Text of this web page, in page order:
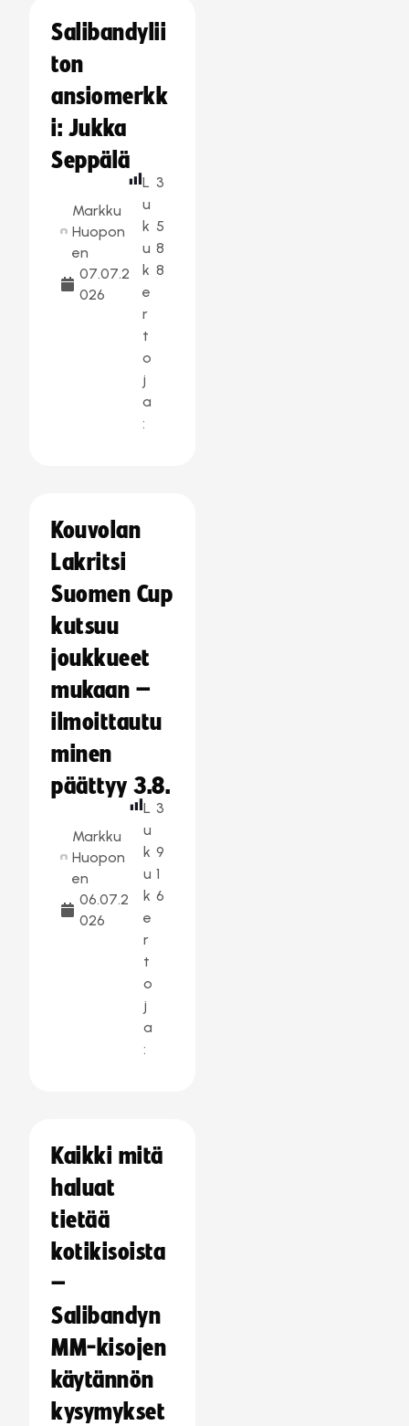
Salibandylii
ton
ansiomerkk
i: Jukka
Seppälä
Markku
Huopon
en
07.07.2
026
L
u
k
u
k
e
r
t
o
j
a
:
3
5
8
8
Kouvolan
Lakritsi
Suomen Cup
kutsuu
joukkueet
mukaan –
ilmoittautu
minen
päättyy 3.8.
Markku
Huopon
en
06.07.2
026
L
u
k
u
k
e
r
t
o
j
a
:
3
9
1
6
Kaikki mitä
haluat
tietää
kotikisoista
–
Salibandyn
MM-kisojen
käytännön
kysymykset